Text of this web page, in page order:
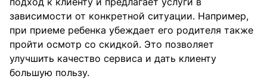
зависимости от конкретной ситуации. Например,
при приеме ребенка убеждает его родителя также
пройти осмотр со скидкой. Это позволяет
улучшить качество сервиса и дать клиенту
большую пользу.